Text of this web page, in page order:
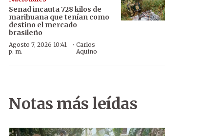
Senad incauta 728 kilos de
marihuana que tenían como
destino el mercado
brasileño
Agosto 7, 2026 10:41
p. m.
· Carlos
Aquino
Notas más leídas